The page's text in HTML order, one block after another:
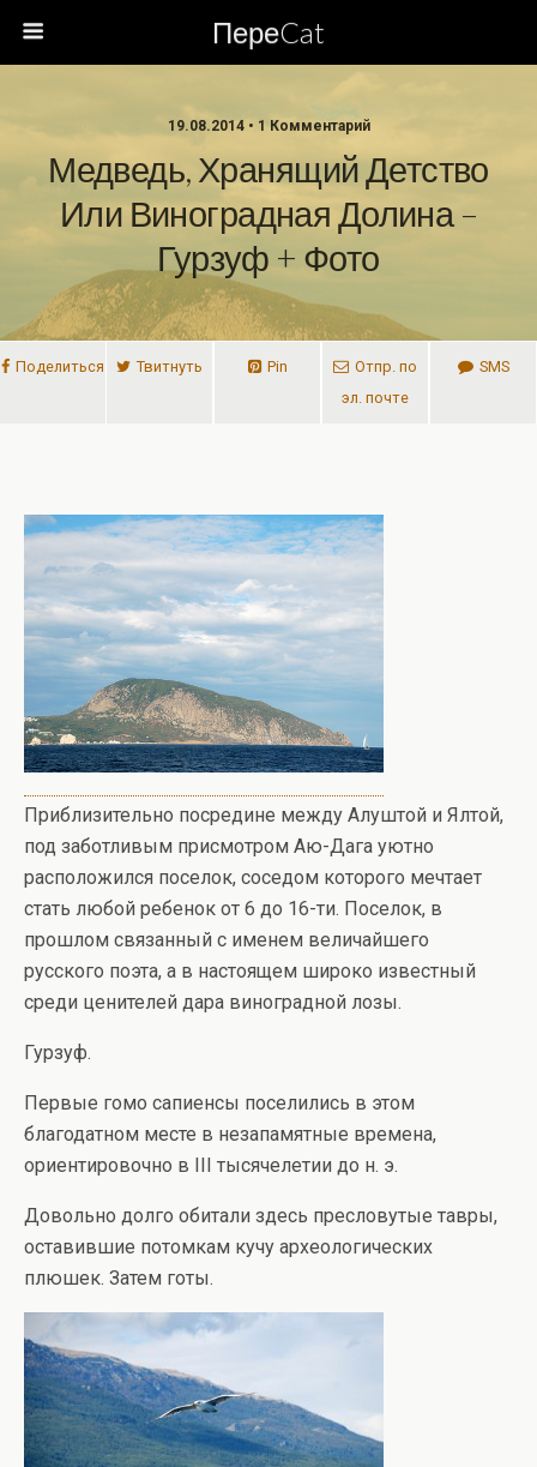
ПереCat
19.08.2014 • 1 Комментарий
Медведь, Хранящий Детство
Или Виноградная Долина –
Гурзуф + Фото
Поделиться Твитнуть Pin
Отпр. по
эл. почте
SMS
Приблизительно посредине между Алуштой и Ялтой,
под заботливым присмотром Аю-Дага уютно
расположился поселок, соседом которого мечтает
стать любой ребенок от 6 до 16-ти. Поселок, в
прошлом связанный с именем величайшего
русского поэта, а в настоящем широко известный
среди ценителей дара виноградной лозы.
Гурзуф.
Первые гомо сапиенсы поселились в этом
благодатном месте в незапамятные времена,
ориентировочно в III тысячелетии до н. э.
Довольно долго обитали здесь пресловутые тавры,
оставившие потомкам кучу археологических
плюшек. Затем готы.